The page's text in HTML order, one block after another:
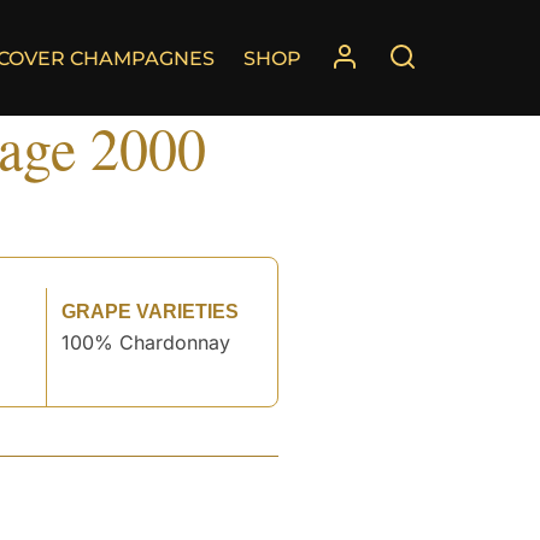
CHAMPAGNES SHOP
2000
GRAPE VARIETIES
100% Chardonnay